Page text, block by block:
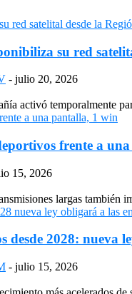
su red
- julio 20, 2026
activó temporalmente
frente a
15, 2026
largas también
desde 2028: nueva
- julio 15, 2026